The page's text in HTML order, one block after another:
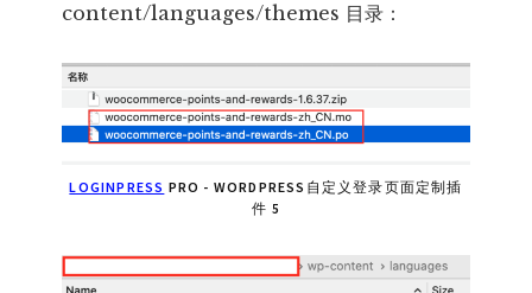
content/languages/themes 目录：
LOGINPRESS PRO - WORDPRESS自定义登录页面定制插
件 5